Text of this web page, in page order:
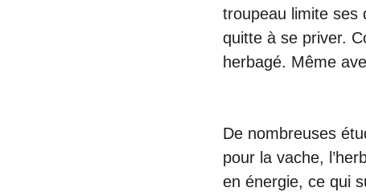
troupeau limite ses
quitte à se priver.
herbagé. Même
De nombreuses
pour la vache,
en énergie, ce qui